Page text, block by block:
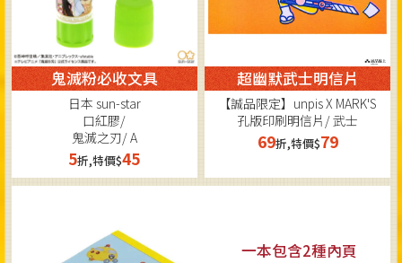
鬼滅粉必收文具
日本 sun-star
口紅膠/
鬼滅之刃/ A
5折,特價$45
超幽默武士明信片
【誠品限定】unpis X MARK'S
孔版印刷明信片/ 武士
69折,特價$79
一本包含2種內頁